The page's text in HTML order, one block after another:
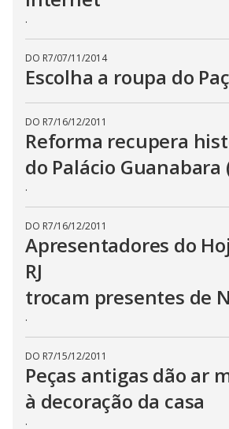
.
DO R7/07/11/2014
Escolha a roupa do
DO R7/16/12/2011
Reforma recupera
do Palácio Guanabara
.
DO R7/16/12/2011
Apresentadores do
RJ
trocam presentes de
.
DO R7/15/12/2011
Peças antigas dão ar
à decoração da casa
.